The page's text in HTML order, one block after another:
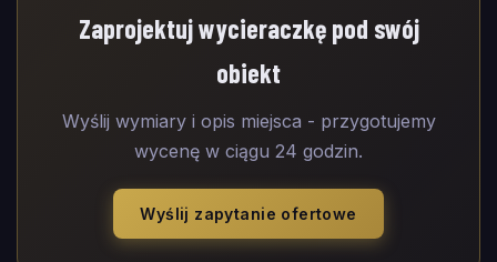
Zaprojektuj wycieraczkę pod swój
obiekt
Wyślij wymiary i opis miejsca - przygotujemy
wycenę w ciągu 24 godzin.
Wyślij zapytanie ofertowe